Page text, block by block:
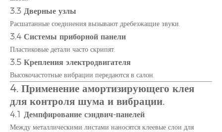
3.3 Дверные узлы
Расшатанные соединения вызывают дребезжащие звуки.
3.4 Системы приборной панели
Пластиковые детали часто скрипят.
3.5 Крепления электродвигателя
Высокочастотные вибрации передаются в салон.
4. Применение амортизирующего клея
для контроля шума и вибрации.
4.1 Демпфирование сэндвич-панелей
Между металлическими листами наносятся клеевые слои для